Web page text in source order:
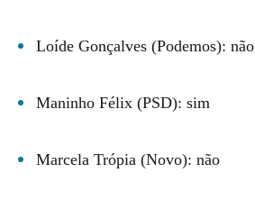
Loíde Gonçalves (Podemos): não
Maninho Félix (PSD): sim
Marcela Trópia (Novo): não